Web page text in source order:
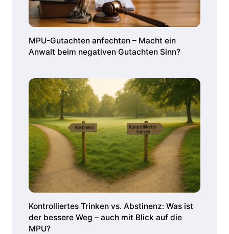
MPU-Gutachten anfechten – Macht ein
Anwalt beim negativen Gutachten Sinn?
Kontrolliertes Trinken vs. Abstinenz: Was ist
der bessere Weg – auch mit Blick auf die
MPU?